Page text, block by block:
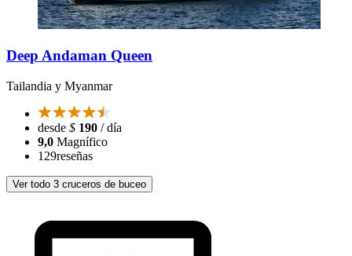
Deep Andaman Queen
Tailandia y Myanmar
desde $ 190 / día
9,0 Magnífico
129reseñas
Ver todo 3 cruceros de buceo